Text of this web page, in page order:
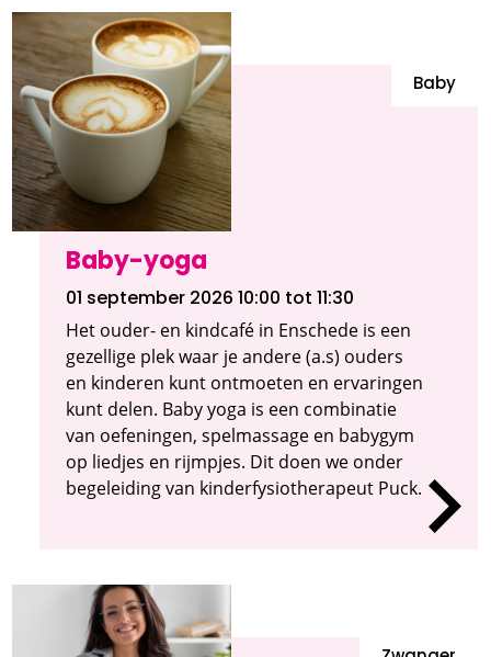
Baby-yoga
Baby
01 september 2026 10:00 tot 11:30
Het ouder- en kindcafé in Enschede is een
gezellige plek waar je andere (a.s) ouders
en kinderen kunt ontmoeten en ervaringen
kunt delen. Baby yoga is een combinatie
van oefeningen, spelmassage en babygym
op liedjes en rijmpjes. Dit doen we onder
begeleiding van kinderfysiotherapeut Puck.